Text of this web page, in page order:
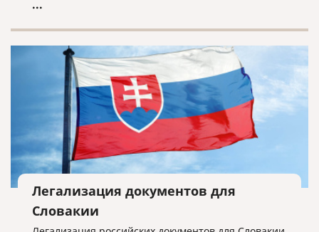
...
Легализация документов для
Словакии